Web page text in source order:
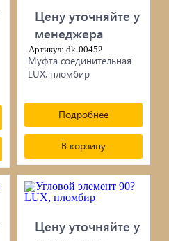
Цену уточняйте у
менеджера
Артикул: dk-00452
Муфта соединительная
LUX, пломбир
Подробнее
В корзину
Цену уточняйте у